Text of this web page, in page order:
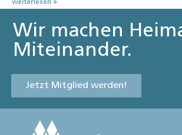
weiterlesen »
Wir machen
Miteinander.
Jetzt Mitglied werden!